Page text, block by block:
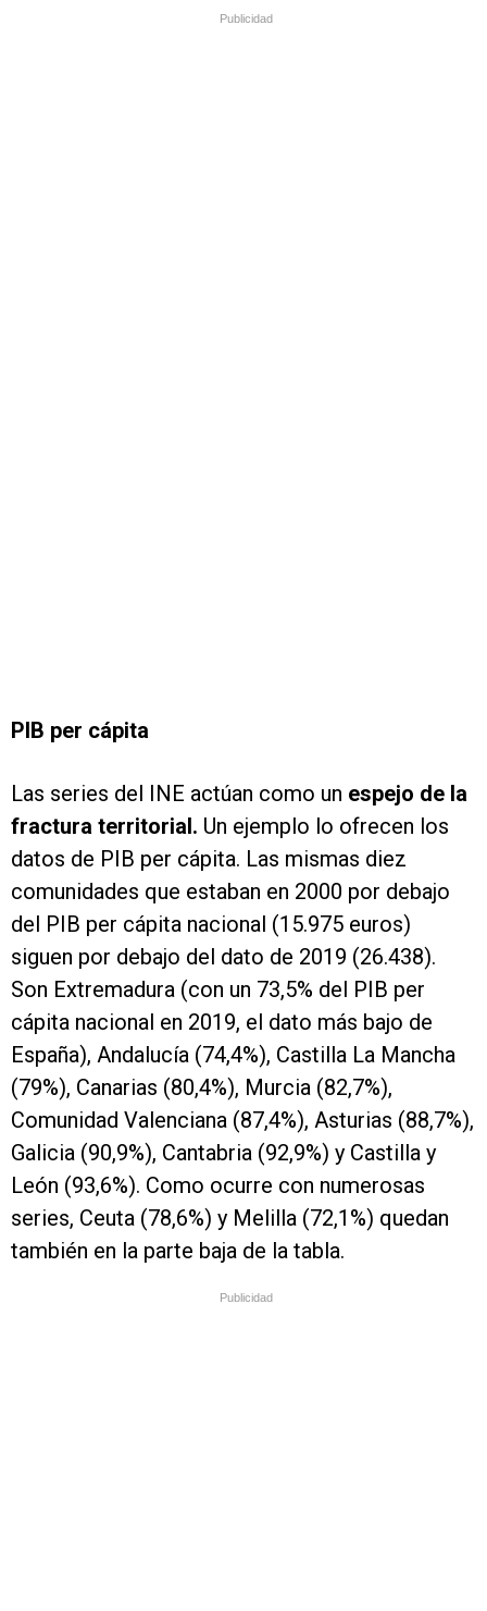
Publicidad
PIB per cápita
Las series del INE actúan como un espejo de la
fractura territorial. Un ejemplo lo ofrecen los
datos de PIB per cápita. Las mismas diez
comunidades que estaban en 2000 por debajo
del PIB per cápita nacional (15.975 euros)
siguen por debajo del dato de 2019 (26.438).
Son Extremadura (con un 73,5% del PIB per
cápita nacional en 2019, el dato más bajo de
España), Andalucía (74,4%), Castilla La Mancha
(79%), Canarias (80,4%), Murcia (82,7%),
Comunidad Valenciana (87,4%), Asturias (88,7%),
Galicia (90,9%), Cantabria (92,9%) y Castilla y
León (93,6%). Como ocurre con numerosas
series, Ceuta (78,6%) y Melilla (72,1%) quedan
también en la parte baja de la tabla.
Publicidad